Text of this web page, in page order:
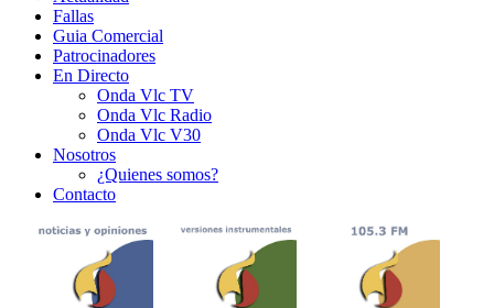
Fallas
Guia Comercial
Patrocinadores
En Directo
Onda Vlc TV
Onda Vlc Radio
Onda Vlc V30
Nosotros
¿Quienes somos?
Contacto